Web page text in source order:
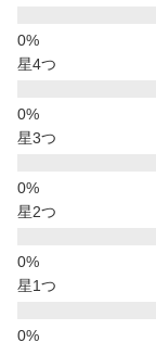
星4つ
星3つ
星2つ
星1つ